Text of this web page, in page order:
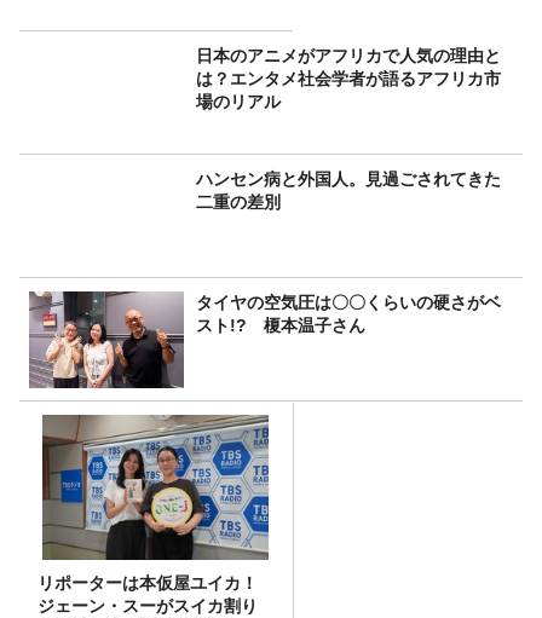
日本のアニメがアフリカで人気の理由と
は？エンタメ社会学者が語るアフリカ市
場のリアル
ハンセン病と外国人。見過ごされてきた
二重の差別
タイヤの空気圧は〇〇くらいの硬さがベ
スト!? 榎本温子さん
リポーターは本仮屋ユイカ！
ジェーン・スーがスイカ割り